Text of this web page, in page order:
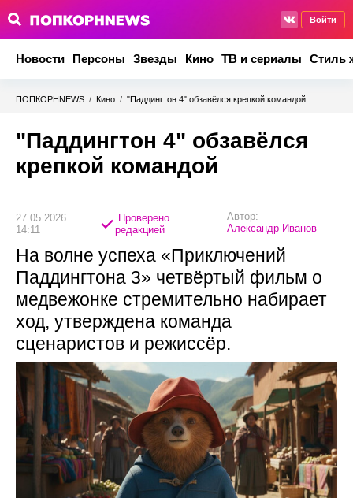
Войти
Новости Персоны Звезды Кино ТВ и сериалы Стиль
ПОПКОРНNEWS / Кино / "Паддингтон 4" обзавёлся крепкой командой
"Паддингтон 4" обзавёлся
крепкой командой
27.05.2026
14:11
Проверено
редакцией
Автор:
Александр Иванов
На волне успеха «Приключений
Паддингтона 3» четвёртый фильм о
медвежонке стремительно набирает
ход, утверждена команда
сценаристов и режиссёр.